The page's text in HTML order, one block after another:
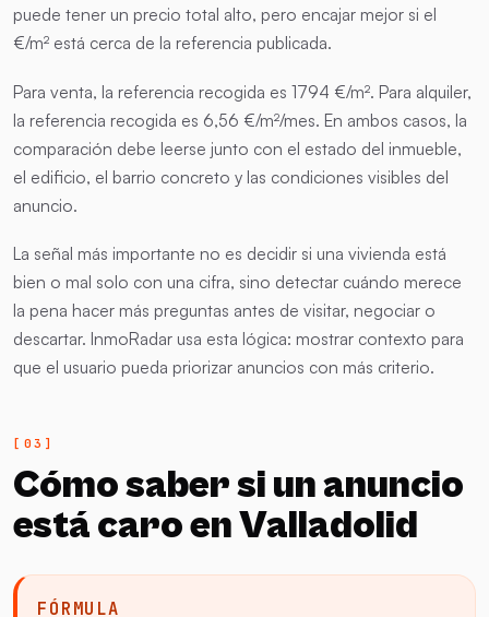
puede tener un precio total alto, pero encajar mejor si el
€/m² está cerca de la referencia publicada.
Para venta, la referencia recogida es 1794 €/m². Para alquiler,
la referencia recogida es 6,56 €/m²/mes. En ambos casos, la
comparación debe leerse junto con el estado del inmueble,
el edificio, el barrio concreto y las condiciones visibles del
anuncio.
La señal más importante no es decidir si una vivienda está
bien o mal solo con una cifra, sino detectar cuándo merece
la pena hacer más preguntas antes de visitar, negociar o
descartar. InmoRadar usa esta lógica: mostrar contexto para
que el usuario pueda priorizar anuncios con más criterio.
Cómo saber si un anuncio
está caro en Valladolid
FÓRMULA